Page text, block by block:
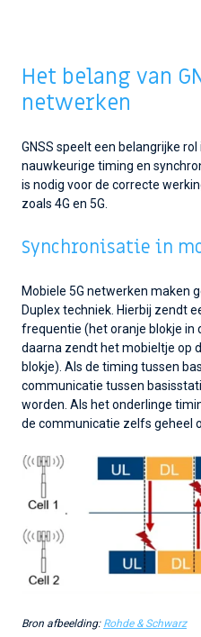
Het belang van
netwerken
GNSS speelt een belangrijke
nauwkeurige timing en
is nodig voor de correcte
zoals 4G en 5G.
Synchronisatie in
Mobiele 5G netwerken maken
Duplex techniek. Hierbij zendt
frequentie (het oranje blokje in
daarna zendt het mobieltje op
blokje). Als de timing tussen
communicatie tussen
worden. Als het onderlinge
de communicatie zelfs geheel
Bron afbeelding: Rohde & Schwarz